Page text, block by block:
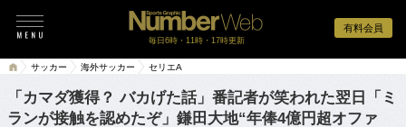
有料会員
毎日6時・11時・17時更新
サッカー 海外サッカー セリエA
「カマダ獲得？ バカげた話」番記者が笑われた翌日「ミ
ランが接触を認めたぞ」鎌田大地“年俸4億円超オファ